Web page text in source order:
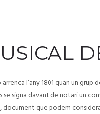
l’any 1801 quan un
se signa davant de notari un
document que podem